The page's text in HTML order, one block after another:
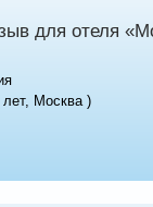
для отеля
лет, Москва )